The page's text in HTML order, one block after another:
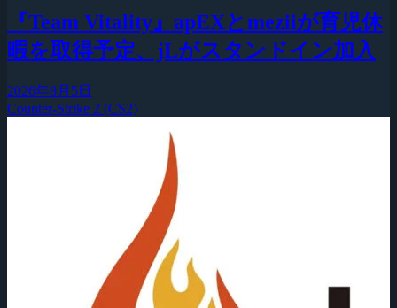
『Team Vitality』apEXとmeziiが育児休
暇を取得予定、jLがスタンドイン加入
2026年8月5日
Counter-Strike 2 (CS2)